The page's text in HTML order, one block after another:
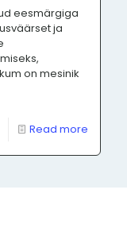
eesmärgiga
ja
on mesinik
Read more